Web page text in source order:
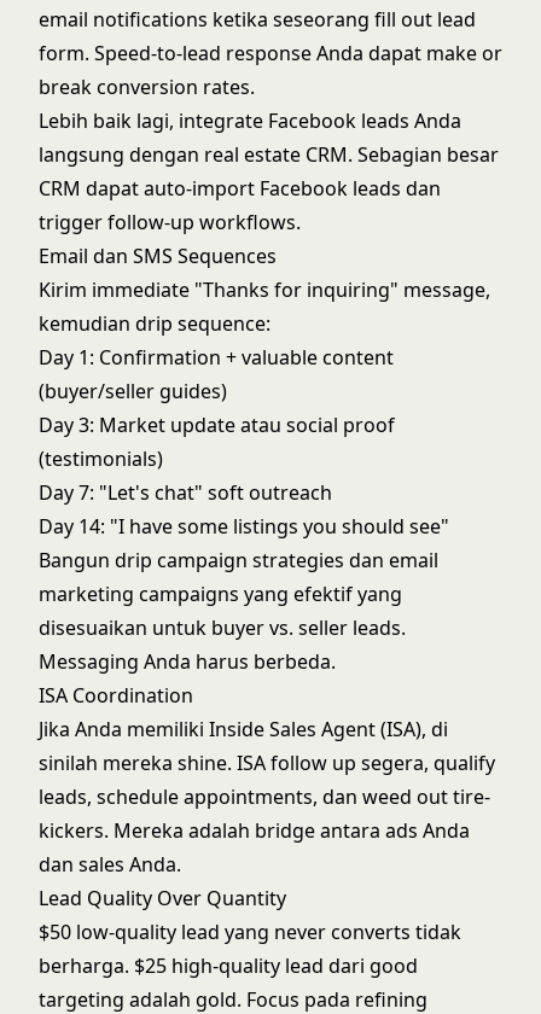
email notifications ketika seseorang fill out lead
form. Speed-to-lead responseAnda dapat make or
break conversion rates.
Lebih baik lagi, integrate Facebook leads Anda
langsung dengan real estate CRM. Sebagian besar
CRM dapat auto-import Facebook leads dan
trigger follow-up workflows.
Email dan SMS Sequences
Kirim immediate "Thanks for inquiring" message,
kemudian drip sequence:
Day 1: Confirmation + valuable content
(buyer/seller guides)
Day 3: Market update atau social proof
(testimonials)
Day 7: "Let's chat" soft outreach
Day 14: "I have some listings you should see"
Bangun drip campaign strategies dan email
marketing campaigns yang efektif yang
disesuaikan untuk buyer vs. seller leads.
Messaging Anda harus berbeda.
ISA Coordination
Jika Anda memiliki Inside Sales Agent (ISA), di
sinilah mereka shine. ISA follow up segera, qualify
leads, schedule appointments, dan weed out tire-
kickers. Mereka adalah bridge antara ads Anda
dan sales Anda.
Lead Quality Over Quantity
$50 low-quality lead yang never converts tidak
berharga. $25 high-quality lead dari good
targeting adalah gold. Focus pada refining